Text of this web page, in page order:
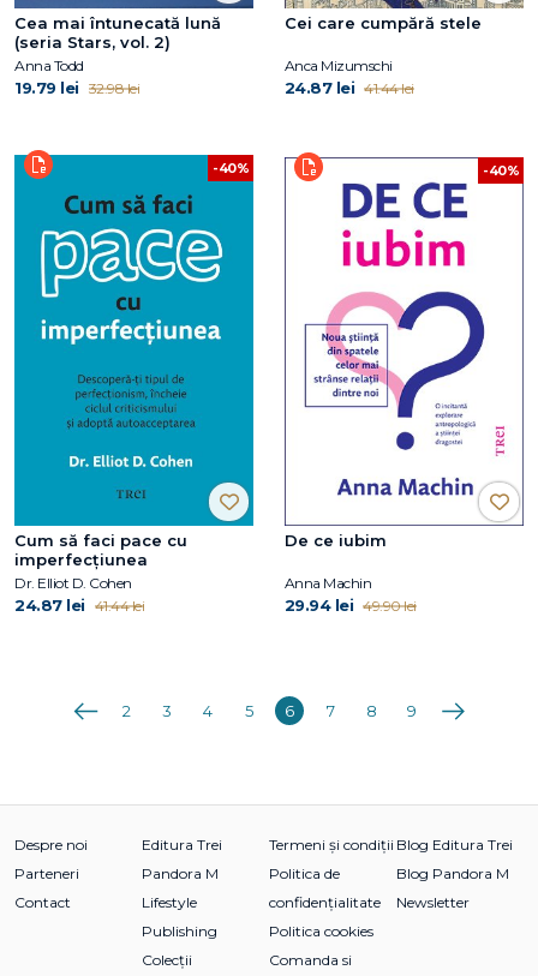
Cea mai întunecată lună
(seria Stars, vol. 2)
Anna Todd
19.79 lei 32.98 lei
Cei care cumpără stele
Anca Mizumschi
24.87 lei 41.44 lei
-40%
Cum să faci pace cu
imperfecțiunea
Dr. Elliot D. Cohen
24.87 lei 41.44 lei
-40%
De ce iubim
Anna Machin
29.94 lei 49.90 lei
Anterioara
2 3 4 5 6 7 8 9 Următoarea
Despre noi
Parteneri
Contact
Editura Trei
Pandora M
Lifestyle
Publishing
Colecții
Termeni și condiții
Politica de
confidențialitate
Politica cookies
Comanda si
Blog Editura Trei
Blog Pandora M
Newsletter